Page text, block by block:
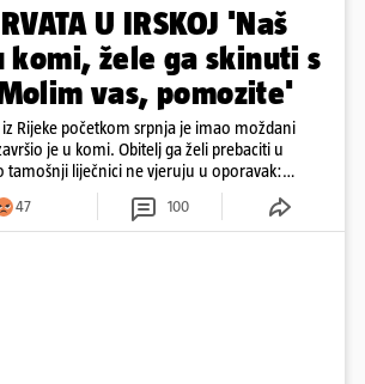
U IRSKOJ 'Naš
komi, žele ga skinuti s
vas, pomozite'
Rijeke početkom srpnja je imao moždani
je u komi. Obitelj ga želi prebaciti u
tamošnji liječnici ne vjeruju u oporavak:
47 100